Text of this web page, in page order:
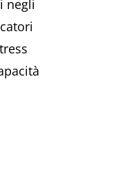
negli